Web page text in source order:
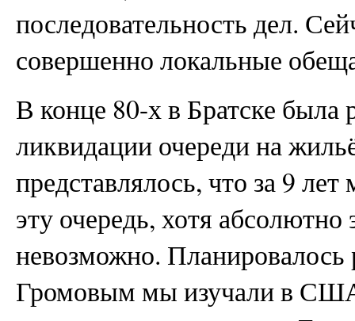
последовательность дел.
совершенно локальные
В конце 80-х в Братске была
ликвидации очереди на
представлялось, что за 9
эту очередь, хотя абсолютно
невозможно.
Громовым мы изучали в